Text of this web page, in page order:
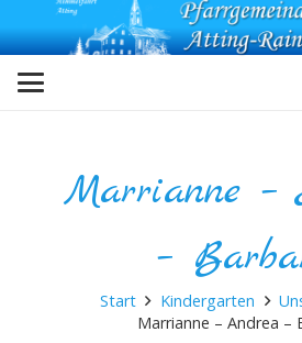
Marrianne –
–
Start Kindergarten
Marrianne – Andrea –